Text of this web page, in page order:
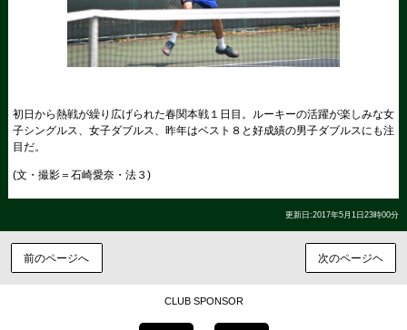
初日から熱戦が繰り広げられた春関本戦１日目。ルーキーの活躍が楽しみな女
子シングルス、女子ダブルス、昨年はベスト８と好成績の男子ダブルスにも注
目だ。
(文・撮影＝石崎愛奈・法３)
更新日:2017年5月1日23時00分
前のページへ 次のページヘ
CLUB SPONSOR